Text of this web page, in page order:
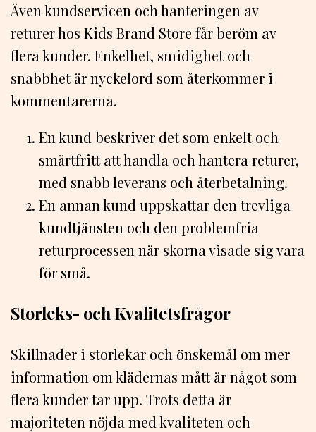
Även kundservicen och hanteringen av
returer hos Kids Brand Store får beröm av
flera kunder. Enkelhet, smidighet och
snabbhet är nyckelord som återkommer i
kommentarerna.
En kund beskriver det som enkelt och
smärtfritt att handla och hantera returer,
med snabb leverans och återbetalning.
En annan kund uppskattar den trevliga
kundtjänsten och den problemfria
returprocessen när skorna visade sig vara
för små.
Storleks- och Kvalitetsfrågor
Skillnader i storlekar och önskemål om mer
information om klädernas mått är något som
flera kunder tar upp. Trots detta är
majoriteten nöjda med kvaliteten och